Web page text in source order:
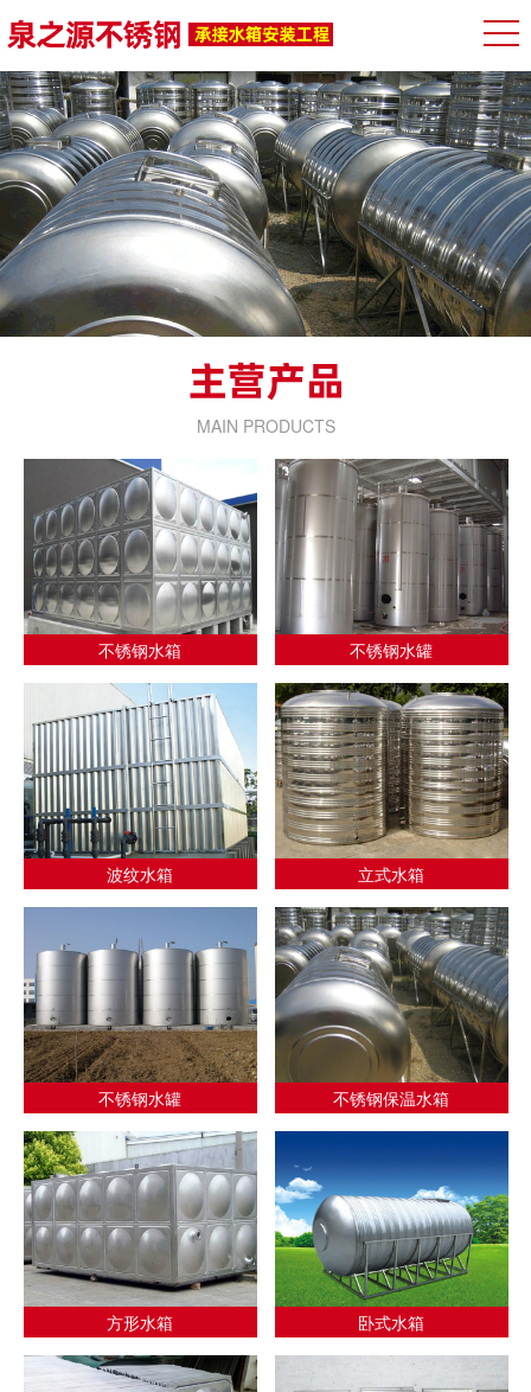
MAIN PRODUCTS
不锈钢水箱 不锈钢水罐
波纹水箱 立式水箱
不锈钢水罐 不锈钢保温水箱
方形水箱 卧式水箱